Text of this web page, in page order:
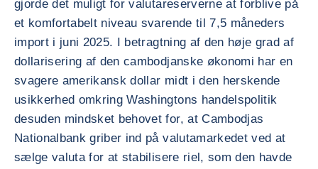
gjorde det muligt for valutareserverne at forblive på
et komfortabelt niveau svarende til 7,5 måneders
import i juni 2025. I betragtning af den høje grad af
dollarisering af den cambodjanske økonomi har en
svagere amerikansk dollar midt i den herskende
usikkerhed omkring Washingtons handelspolitik
desuden mindsket behovet for, at Cambodjas
Nationalbank griber ind på valutamarkedet ved at
sælge valuta for at stabilisere riel, som den havde